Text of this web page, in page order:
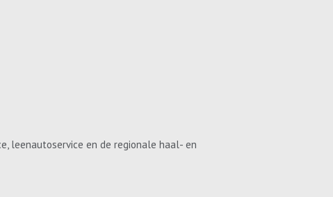
leenautoservice en de regionale haal- en